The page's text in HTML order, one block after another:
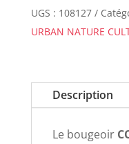
CODY
UGS : 108127
URBAN NATURE
Description
Le bougeoir